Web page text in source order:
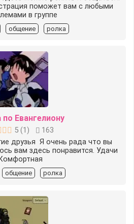
поможет вам с любыми
в группе
общение ролка
по Евангелиону
5 (1 )
163
друзья ️ Я очень рада что вы
вам здесь понравится. Удачи
общение ролка